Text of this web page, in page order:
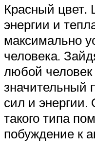
Красный цвет.
энергии и
максимально
человека.
любой человек
значительный
сил и
такого типа
побуждение к